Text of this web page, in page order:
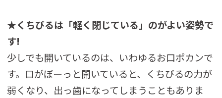
★くちびるは「軽く閉じている」のがよい姿勢で
す!
少しでも開いているのは、いわゆるお口ポカンで
す。口がぼーっと開いていると、くちびるの力が
弱くなり、出っ歯になってしまうこともありま